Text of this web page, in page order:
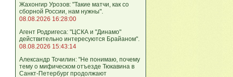
Жахонгир Урозов: "Такие матчи, как со
сборной России, нам нужны".
08.08.2026 16:28:00
Агент Родригеса: "ЦСКА и "Динамо"
действительно интересуются Брайаном".
08.08.2026 15:43:14
Александр Точилин: "Не понимаю, почему
тему о мифическом отъезде Тюкавина в
Санкт-Петербург продолжают